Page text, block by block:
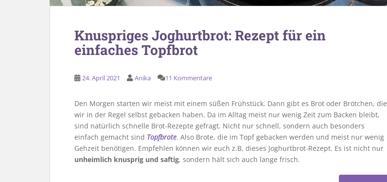
Knuspriges Joghurtbrot: Rezept für ein
einfaches Topfbrot
24. April 2021 Anika 11 Kommentare
Den Morgen starten wir meist mit einem süßen Frühstück. Dann gibt es Brot oder Brötchen, die
wir in der Regel selbst gebacken haben. Da im Alltag meist nur wenig Zeit zum Backen bleibt,
sind natürlich schnelle Brot-Rezepte gefragt. Nicht nur schnell, sondern auch besonders
einfach gemacht sind Topfbrote. Also Brote, die im Topf gebacken werden und meist nur wenig
Gehzeit benötigen. Empfehlen können wir euch z.B. dieses Joghurtbrot-Rezept. Es ist nicht nur
unheimlich knusprig und saftig, sondern hält sich auch lange frisch.